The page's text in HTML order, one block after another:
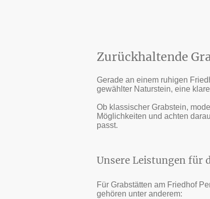
Zurückhaltende
Gerade an einem ruhigen
gewählter Naturstein, eine
Ob klassischer Grabstein,
Möglichkeiten und achten
passt.
Unsere Leistungen für
Für Grabstätten am Friedhof
gehören unter anderem: